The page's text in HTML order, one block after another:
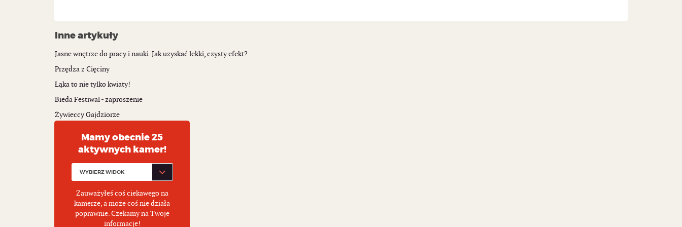
Inne artykuły
Jasne wnętrze do pracy i nauki. Jak uzyskać lekki, czysty efekt?
Przędza z Cięciny
Łąka to nie tylko kwiaty!
Bieda Festiwal - zaproszenie
Żywieccy Gajdziorze
Mamy obecnie 25
aktywnych kamer!
Zauważyłeś coś ciekawego na
kamerze, a może coś nie działa
poprawnie. Czekamy na Twoje
informacje!